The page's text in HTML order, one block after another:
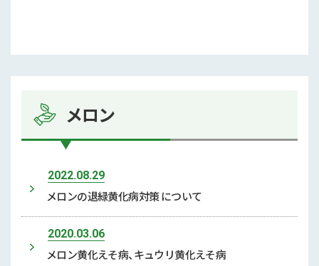
メロン
2022.08.29
メロンの退緑黄化病対策 について
2020.03.06
メロン黄化えそ病、キュウリ黄化えそ病